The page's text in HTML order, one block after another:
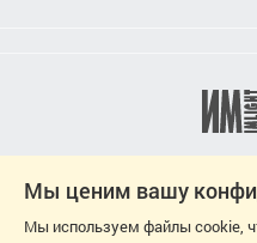
Мы ценим вашу
Мы используем файлы cookie,